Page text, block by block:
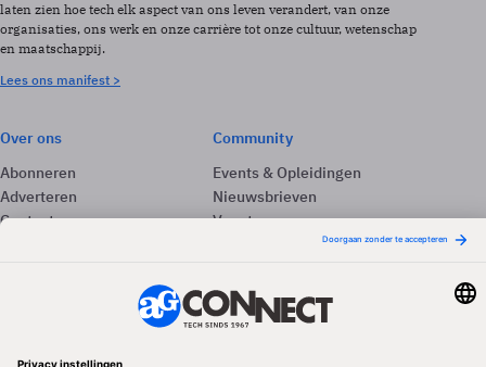
laten zien hoe tech elk aspect van ons leven verandert, van onze
organisaties, ons werk en onze carrière tot onze cultuur, wetenschap
en maatschappij.
Lees ons manifest >
Over ons
Abonneren
Adverteren
Contact
Community
Events & Opleidingen
Nieuwsbrieven
Vacatures